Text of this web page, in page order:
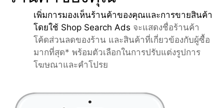
เพิ่มการมองเห็นร้านค้าของคุณและการขายสินค้า
โดยใช้ Shop Search Ads จะแสดงชื่อร้านค้า
โค้ดส่วนลดของร้าน และสินค้าที่เกี่ยวข้องกับผู้ซื้อ
มากที่สุด* พร้อมตัวเลือกในการปรับแต่งรูปการ
โฆษณาและคำโปรย